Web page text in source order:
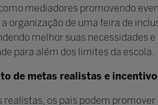
mediadores promovendo
organização de uma feira de
melhor suas necessidades
para além dos limites da escola.
de metas realistas e
os pais podem